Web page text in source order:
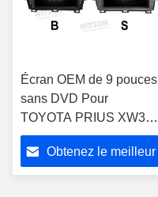
Écran OEM de 9 pouces
sans DVD Pour
TOYOTA PRIUS XW30
Conducteur à gauche
2009-2013 Moteur
multimédia stéréo GPS
Obtenez le meilleur